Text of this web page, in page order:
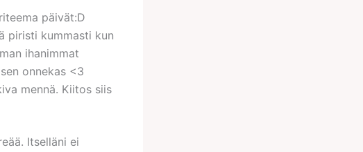
päivät:D
piristi kummasti kun
ihanimmat
onnekas <3
mennä. Kiitos siis
Itselläni ei